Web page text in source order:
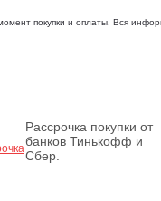
покупки и оплаты. Вся
Рассрочка покупки от
банков Тинькофф и
Сбер.